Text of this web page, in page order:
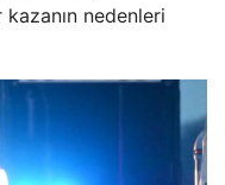
nedenleri